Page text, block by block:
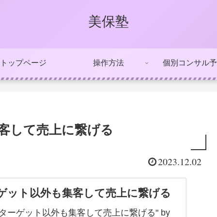
美保塾
トップページ 操作方法 個別コンサル
して売上に繋げる
2023.12.02
ット以外も集客して売上に繋げる
ーゲット以外も集客して売上に繋げる" by